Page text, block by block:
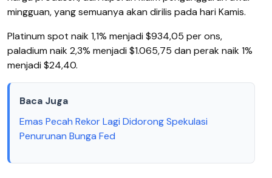
mingguan, yang semuanya akan dirilis pada hari Kamis.
Platinum spot naik 1,1% menjadi $934,05 per ons,
paladium naik 2,3% menjadi $1.065,75 dan perak naik 1%
menjadi $24,40.
Baca Juga
Emas Pecah Rekor Lagi Didorong Spekulasi
Penurunan Bunga Fed